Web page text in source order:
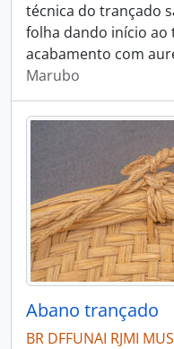
técnica do trançado
folha dando início ao
acabamento com
Marubo
Abano trançado
BR DFFUNAI RJMI